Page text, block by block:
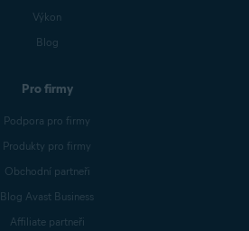
Výkon
Blog
Pro firmy
Podpora pro firmy
Produkty pro firmy
Obchodní partneři
Blog Avast Business
Affiliate partneři